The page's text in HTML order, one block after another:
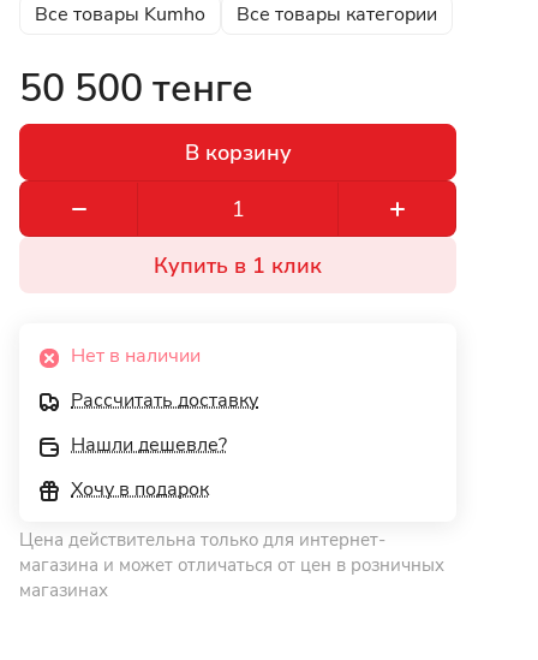
Все товары Kumho Все товары категории
50 500 тенге
В корзину
Купить в 1 клик
Нет в наличии
Рассчитать доставку
Нашли дешевле?
Хочу в подарок
Цена действительна только для интернет-
магазина и может отличаться от цен в розничных
магазинах